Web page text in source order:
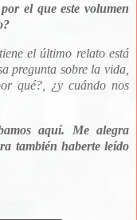
el que este volumen
el último relato está
pregunta sobre la vida,
qué?, ¿y cuándo nos
aquí. Me alegra
también haberte leído